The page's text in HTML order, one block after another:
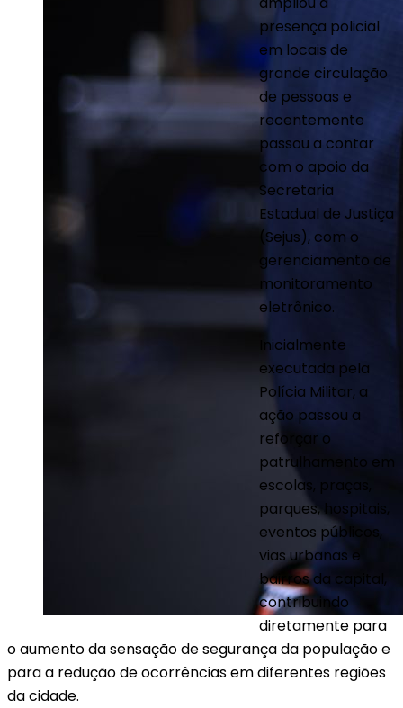
presença policial
em locais de
grande circulação
de pessoas e
recentemente
passou a contar
com o apoio da
Secretaria
Estadual de Justiça
(Sejus), com o
gerenciamento de
monitoramento
eletrônico.
Inicialmente
executada pela
Polícia Militar, a
ação passou a
reforçar o
patrulhamento em
escolas, praças,
parques, hospitais,
eventos públicos,
vias urbanas e
bairros da capital,
contribuindo
diretamente para
o aumento da sensação de segurança da população e
para a redução de ocorrências em diferentes regiões
da cidade.